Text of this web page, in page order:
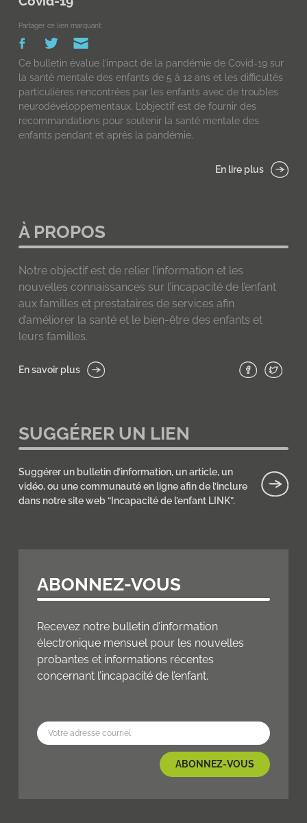
Partager ce lien marquant:
Ce bulletin évalue l’impact de la pandémie de Covid-19 sur
la santé mentale des enfants de 5 à 12 ans et les difficultés
particulières rencontrées par les enfants avec de troubles
neurodéveloppementaux. L’objectif est de fournir des
recommandations pour soutenir la santé mentale des
enfants pendant et après la pandémie.
En lire plus
À PROPOS
Notre objectif est de relier l’information et les
nouvelles connaissances sur l’incapacité de l’enfant
aux familles et prestataires de services afin
d’améliorer la santé et le bien-être des enfants et
leurs familles.
En savoir plus
SUGGÉRER UN LIEN
Suggérer un bulletin d’information, un article, un
vidéo, ou une communauté en ligne afin de l’inclure
dans notre site web “Incapacité de l’enfant LINK”.
ABONNEZ-VOUS
Recevez notre bulletin d’information
électronique mensuel pour les nouvelles
probantes et informations récentes
concernant l’incapacité de l’enfant.